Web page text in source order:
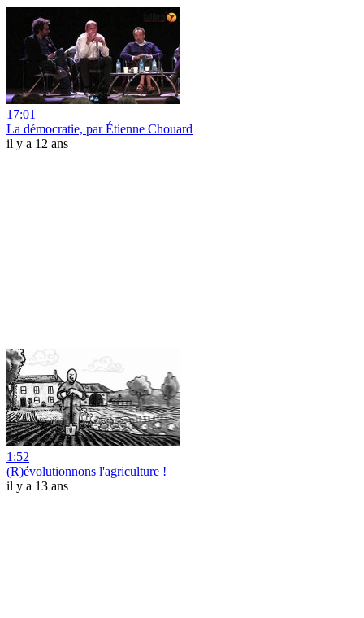
17:01
La démocratie, par Étienne Chouard
il y a 12 ans
1:52
(R)évolutionnons l'agriculture !
il y a 13 ans